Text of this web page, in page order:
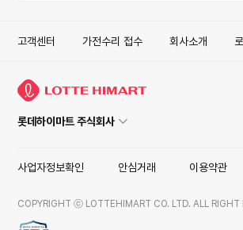
고객센터 가전수리 접수 회사소개
롯데하이마트 주식회사
사업자정보확인 안심거래 이용약관
COPYRIGHT ⓒ LOTTEHIMART CO. LTD. ALL RIGHT
ISMS